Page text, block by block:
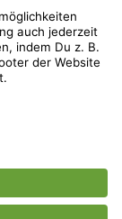
des
Streichpreis.